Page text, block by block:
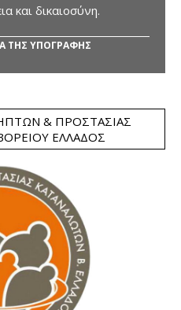
και δικαιοσύνη.
ΤΗΣ ΥΠΟΓΡΑΦΗΣ
& ΠΡΟΣΤΑΣΊΑΣ
ΕΛΛΆΔΟΣ